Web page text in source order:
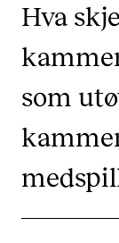
Talentutvikling
STUDENTLIV
Biblioteket
Fagmiljøer
Hva
som